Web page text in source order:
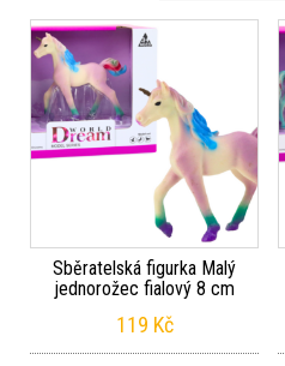
Sběratelská figurka Malý
jednorožec fialový 8 cm
119 Kč